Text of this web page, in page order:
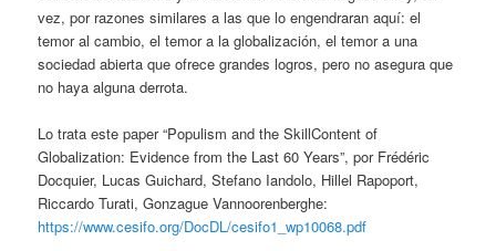
vez, por razones similares a las que lo engendraran aquí: el
temor al cambio, el temor a la globalización, el temor a una
sociedad abierta que ofrece grandes logros, pero no asegura que
no haya alguna derrota.
Lo trata este paper “Populism and the SkillContent of
Globalization: Evidence from the Last 60 Years”, por Frédéric
Docquier, Lucas Guichard, Stefano Iandolo, Hillel Rapoport,
Riccardo Turati, Gonzague Vannoorenberghe:
https://www.cesifo.org/DocDL/cesifo1_wp10068.pdf